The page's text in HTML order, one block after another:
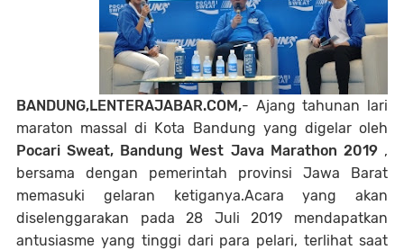
BANDUNG,LENTERAJABAR.COM,- Ajang tahunan lari
maraton massal di Kota Bandung yang digelar oleh
Pocari Sweat, Bandung West Java Marathon 2019 ,
bersama dengan pemerintah provinsi Jawa Barat
memasuki gelaran ketiganya.Acara yang akan
diselenggarakan pada 28 Juli 2019 mendapatkan
antusiasme yang tinggi dari para pelari, terlihat saat